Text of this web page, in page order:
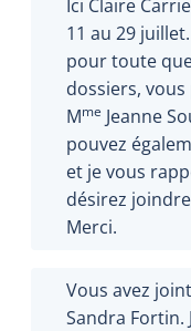
Ici Claire
11 au 29
pour toute
dossiers,
Mme Jeanne
pouvez
et je vous
désirez
Merci.
Vous avez
Sandra Fortin.